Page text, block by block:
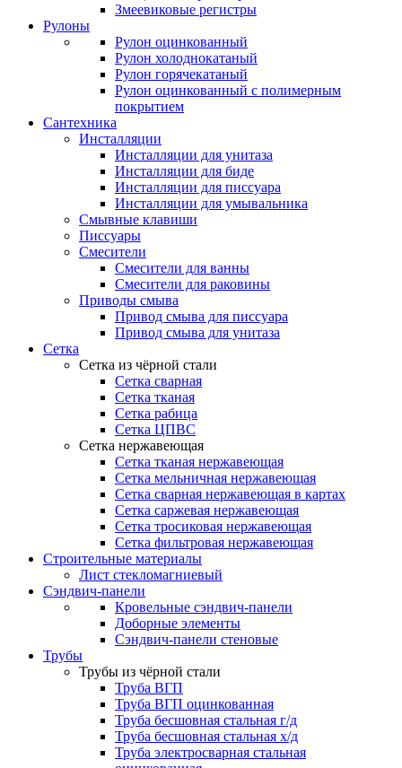
Змеевиковые регистры
Рулоны
Рулон оцинкованный
Рулон холоднокатаный
Рулон горячекатаный
Рулон оцинкованный с полимерным
покрытием
Сантехника
Инсталляции
Инсталляции для унитаза
Инсталляции для биде
Инсталляции для писсуара
Инсталляции для умывальника
Смывные клавиши
Писсуары
Смесители
Смесители для ванны
Смесители для раковины
Приводы смыва
Привод смыва для писсуара
Привод смыва для унитаза
Сетка
Сетка из чёрной стали
Сетка сварная
Сетка тканая
Сетка рабица
Сетка ЦПВС
Сетка нержавеющая
Сетка тканая нержавеющая
Сетка мельничная нержавеющая
Сетка сварная нержавеющая в картах
Сетка саржевая нержавеющая
Сетка тросиковая нержавеющая
Сетка фильтровая нержавеющая
Строительные материалы
Лист стекломагниевый
Сэндвич-панели
Кровельные сэндвич-панели
Доборные элементы
Сэндвич-панели стеновые
Трубы
Трубы из чёрной стали
Труба ВГП
Труба ВГП оцинкованная
Труба бесшовная стальная г/д
Труба бесшовная стальная х/д
Труба электросварная стальная